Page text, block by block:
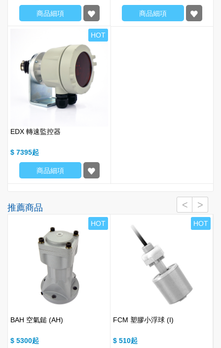
商品細項 商品細項
HOT
EDX 轉速監控器
$ 7395
商品細項
推薦商品
HOT
BAH 空氣鎚 (AH)
$ 5300
HOT
FCM 塑膠小浮球 (I)
$ 510